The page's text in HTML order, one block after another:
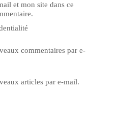
et mon site dans ce
commentaires par e-
articles par e-mail.